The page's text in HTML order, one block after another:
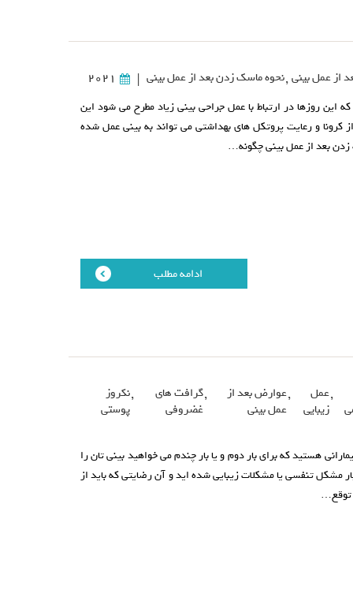
از عمل بینی ,نحوه ماسک زدن بعد از عمل بینی |
2021
این روزها در ارتباط با عمل جراحی بینی زیاد مطرح می شود این
و رعایت پروتکل های بهداشتی می تواند به بینی عمل شده
بعد از عمل بینی چگونه…
ادامه مطلب
,عمل
زیبایی
,عوارض بعد از
عمل بینی
,گرافت های
غضروفی
,نکروز
پوستی
هستید که برای بار دوم و یا بار چندم می خواهید بینی تان را
مشکل تنفسی یا مشکلات زیبایی شده اید و آن رضایتی که باید از
توقع…